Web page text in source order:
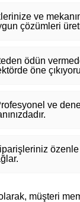
ve
çözümleri
ödün
öne
ve
özenle
müşteri